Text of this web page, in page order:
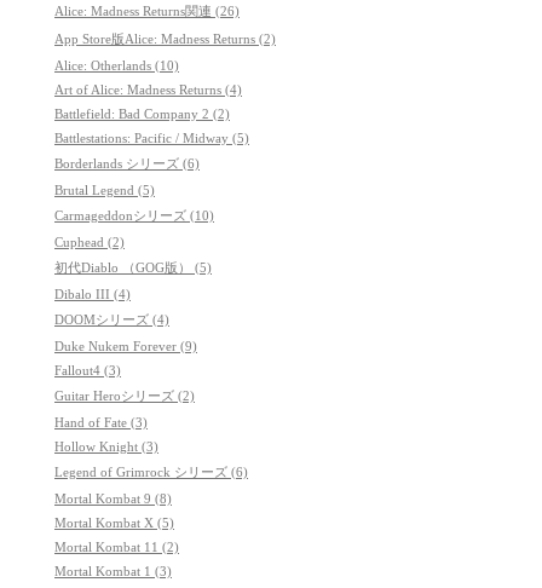
Alice: Madness Returns関連 (26)
App Store版Alice: Madness Returns (2)
Alice: Otherlands (10)
Art of Alice: Madness Returns (4)
Battlefield: Bad Company 2 (2)
Battlestations: Pacific / Midway (5)
Borderlands シリーズ (6)
Brutal Legend (5)
Carmageddonシリーズ (10)
Cuphead (2)
初代Diablo （GOG版） (5)
Dibalo III (4)
DOOMシリーズ (4)
Duke Nukem Forever (9)
Fallout4 (3)
Guitar Heroシリーズ (2)
Hand of Fate (3)
Hollow Knight (3)
Legend of Grimrock シリーズ (6)
Mortal Kombat 9 (8)
Mortal Kombat X (5)
Mortal Kombat 11 (2)
Mortal Kombat 1 (3)